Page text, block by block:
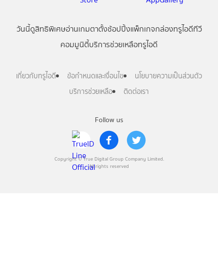
Follow us
Copyright © True Digital Group Company Limited.
All rights reserved
วันนี้ดูสิทธิพิเศษอ่านเกมตาตั้งช้อปปิ้งแพ็กเกจกล่องทรูไอดีทีวี
คอมมูนิตี้บริการช่วยเหลือทรูไอดี
เกี่ยวกับทรูไอดี ข้อกำหนดและเงื่อนไข
นโยบายความเป็นส่วนตัว
บริการช่วยเหลือ
ติดต่อเรา